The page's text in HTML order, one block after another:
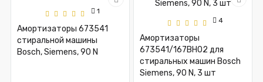
1
Амортизаторы 673541
стиральной машины
Bosch, Siemens, 90 N
4
Амортизаторы
673541/167BH02 для
стиральных машин Bosch
Siemens, 90 N, 3 шт